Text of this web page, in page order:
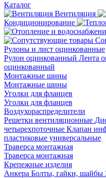
Каталог
Вентиляция
Кондиционирование
Рулоны и лист оцинкованные
Рулон оцинкованный Лента
оцинкованный
Монтажные шины
Монтажные шины
Уголки для фланцев
Уголки для фланцев
Воздухораспределители
Решетки вентиляционные
четырехпоточные Клапан
пластиковые универсальные
Траверса монтажная
Траверса монтажная
Крепежные изделия
Анкера Болты, гайки, шайбы